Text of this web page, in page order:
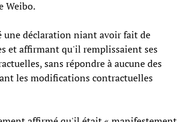
Weibo.
une déclaration niant avoir fait de
et affirmant qu'il remplissaient ses
sans répondre à aucune des
les modifications contractuelles